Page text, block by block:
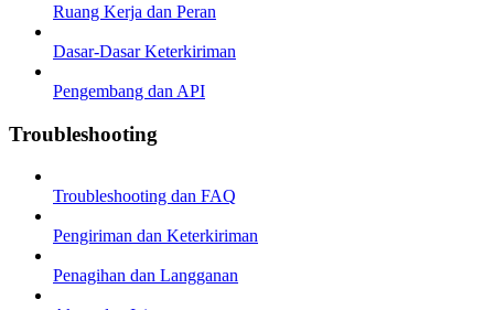
Ruang Kerja dan Peran
Dasar-Dasar Keterkiriman
Pengembang dan API
Troubleshooting
Troubleshooting dan FAQ
Pengiriman dan Keterkiriman
Penagihan dan Langganan